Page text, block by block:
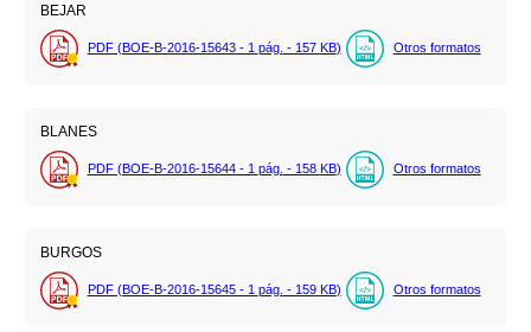
BEJAR
PDF (BOE-B-2016-15643 - 1 pág. - 157 KB) Otros formatos
BLANES
PDF (BOE-B-2016-15644 - 1 pág. - 158 KB) Otros formatos
BURGOS
PDF (BOE-B-2016-15645 - 1 pág. - 159 KB) Otros formatos